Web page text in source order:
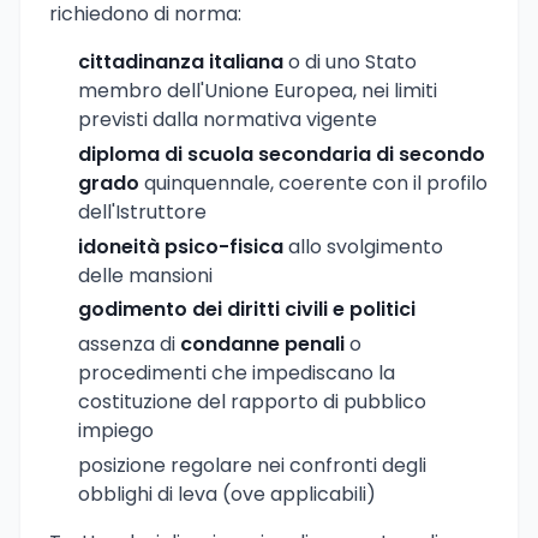
richiedono di norma:
cittadinanza italianao di uno Stato
membro dell'Unione Europea, nei limiti
previsti dalla normativa vigente
diploma di scuola secondaria di secondo
grado quinquennale, coerente con il profilo
dell'Istruttore
idoneità psico-fisicaallo svolgimento
delle mansioni
godimento dei diritti civili e politici
assenza di condanne penalio
procedimenti che impediscano la
costituzione del rapporto di pubblico
impiego
posizione regolare nei confronti degli
obblighi di leva (ove applicabili)